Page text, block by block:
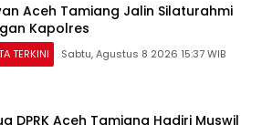
Aceh Tamiang Jalin Silaturahmi
Kapolres
TERKINI Sabtu, Agustus 8 2026 15:37 WIB
DPRK Aceh Tamiang Hadiri Muswil